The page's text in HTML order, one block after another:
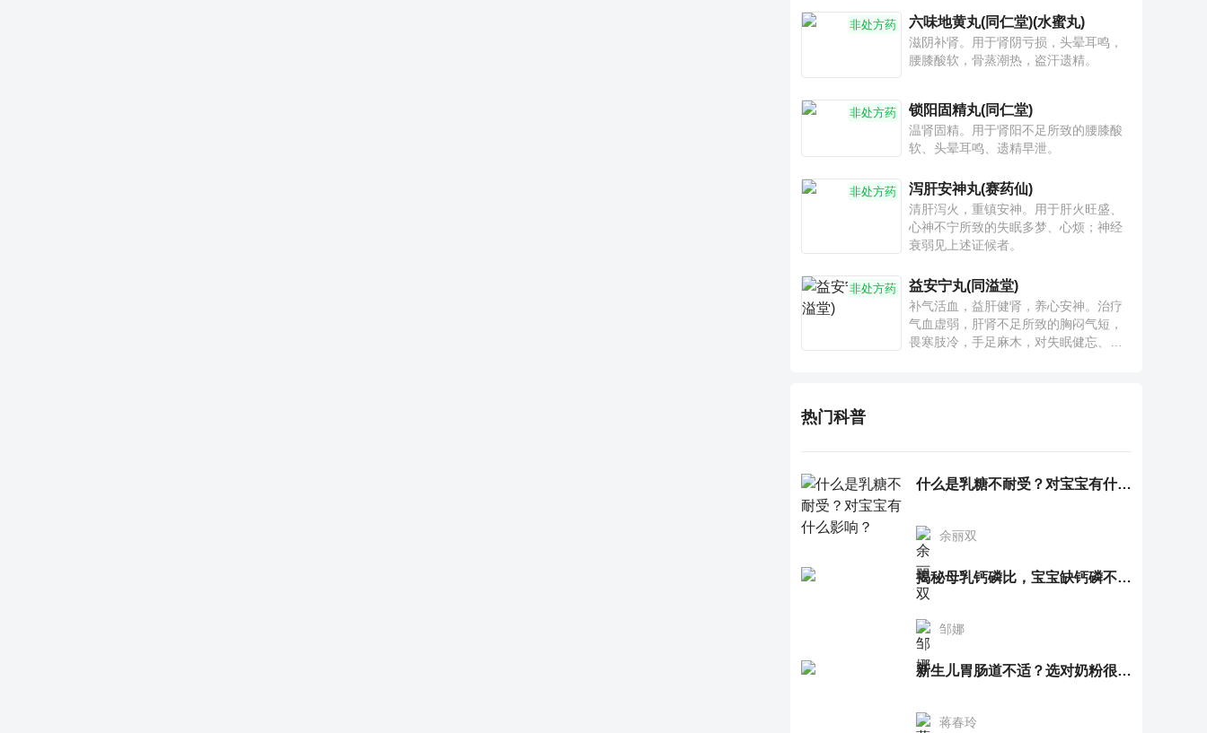
非处方药 六味地黄丸(同仁堂)(水蜜丸)
滋阴补肾。用于肾阴亏损，头晕耳鸣，
腰膝酸软，骨蒸潮热，盗汗遗精。
非处方药 锁阳固精丸(同仁堂)
温肾固精。用于肾阳不足所致的腰膝酸
软、头晕耳鸣、遗精早泄。
非处方药 泻肝安神丸(赛药仙)
清肝泻火，重镇安神。用于肝火旺盛、
心神不宁所致的失眠多梦、心烦；神经
衰弱见上述证候者。
非处方药 益安宁丸(同溢堂)
补气活血，益肝健肾，养心安神。治疗
气血虚弱，肝肾不足所致的胸闷气短，
畏寒肢冷，手足麻木，对失眠健忘、神
热门科普
什么是乳糖不耐受？对宝宝有什么影响？
余丽双
揭秘母乳钙磷比，宝宝缺钙磷不再愁
邹娜
新生儿胃肠道不适？选对奶粉很重要！
蒋春玲